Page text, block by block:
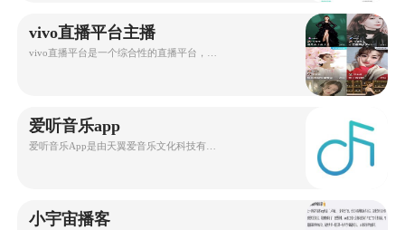
vivo直播平台主播
爱听音乐app
小宇宙播客